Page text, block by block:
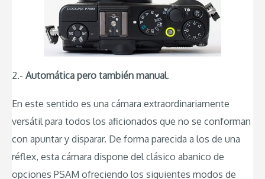
2.- Automática pero también manual.
En este sentido es una cámara extraordinariamente
versátil para todos los aficionados que no se conforman
con apuntar y disparar. De forma parecida a los de una
réflex, esta cámara dispone del clásico abanico de
opciones PSAM ofreciendo los siguientes modos de